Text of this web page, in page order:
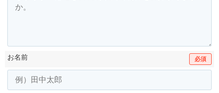
お名前 必須